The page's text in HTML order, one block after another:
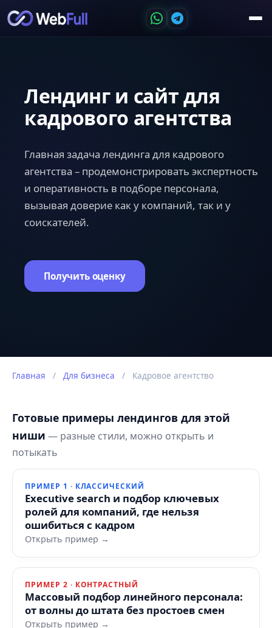
Лендинг и сайт для
кадрового агентства
Главная задача лендинга для кадрового
агентства – продемонстрировать экспертность
и оперативность в подборе персонала,
вызывая доверие как у компаний, так и у
соискателей.
Получить оценку
Главная / Для бизнеса / Кадровое агентство
Готовые примеры лендингов для этой
ниши — разные стили, можно открыть и
потыкать
ПРИМЕР 1 · КЛАССИЧЕСКИЙ
Executive search и подбор ключевых
ролей для компаний, где нельзя
ошибиться с кадром
Открыть пример →
ПРИМЕР 2 · КОНТРАСТНЫЙ
Массовый подбор линейного персонала:
от волны до штата без простоев смен
Открыть пример →